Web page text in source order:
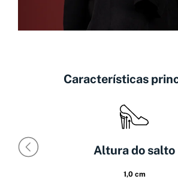
Características
Altura do salto
1,0 cm